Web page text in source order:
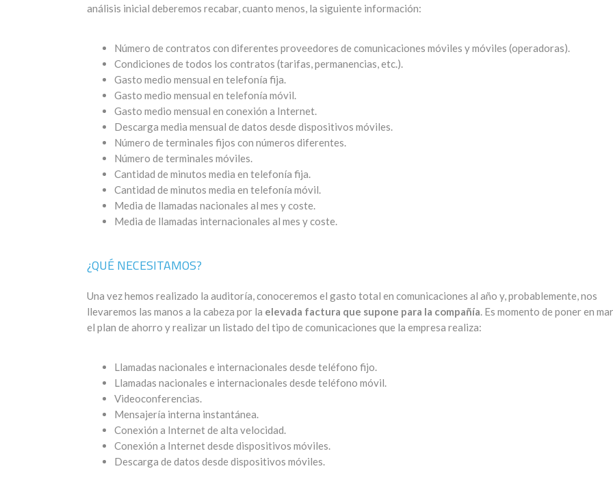
análisis inicial deberemos recabar, cuanto menos, la siguiente información:
Número de contratos con diferentes proveedores de comunicaciones móviles y móviles (operadoras).
Condiciones de todos los contratos (tarifas, permanencias, etc.).
Gasto medio mensual en telefonía fija.
Gasto medio mensual en telefonía móvil.
Gasto medio mensual en conexión a Internet.
Descarga media mensual de datos desde dispositivos móviles.
Número de terminales fijos con números diferentes.
Número de terminales móviles.
Cantidad de minutos media en telefonía fija.
Cantidad de minutos media en telefonía móvil.
Media de llamadas nacionales al mes y coste.
Media de llamadas internacionales al mes y coste.
¿QUÉ NECESITAMOS?
Una vez hemos realizado la auditoría, conoceremos el gasto total en comunicaciones al año y, probablemente, nos
llevaremos las manos a la cabeza por la elevada factura que supone para la compañía. Es momento de poner en
el plan de ahorro y realizar un listado del tipo de comunicaciones que la empresa realiza:
Llamadas nacionales e internacionales desde teléfono fijo.
Llamadas nacionales e internacionales desde teléfono móvil.
Videoconferencias.
Mensajería interna instantánea.
Conexión a Internet de alta velocidad.
Conexión a Internet desde dispositivos móviles.
Descarga de datos desde dispositivos móviles.